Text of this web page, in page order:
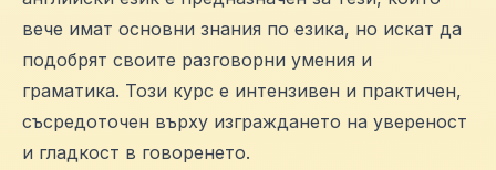
вече имат основни знания по езика, но искат да
подобрят своите разговорни умения и
граматика. Този курс е интензивен и практичен,
съсредоточен върху изграждането на увереност
и гладкост в говоренето.